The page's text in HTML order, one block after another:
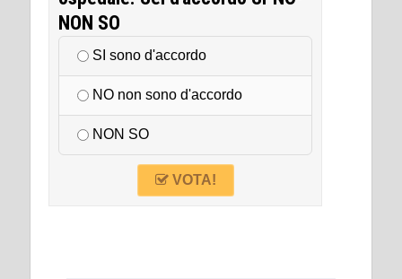
NON SO
SI sono d'accordo
NO non sono d'accordo
NON SO
VOTA!